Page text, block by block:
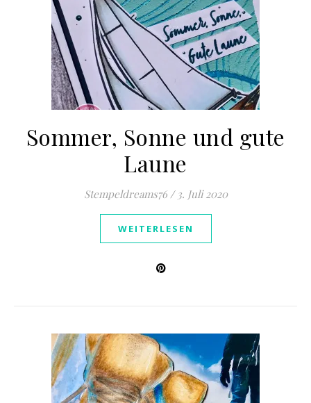
Sommer, Sonne und gute
Laune
Stempeldreams76 / 3. Juli 2020
WEITERLESEN